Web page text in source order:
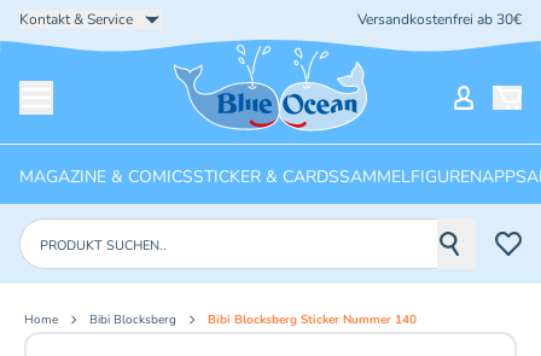
Kontakt & Service Versandkostenfrei ab 30€
Startseite
MAGAZINE & COMICSSTICKER & CARDSSAMMELFIGURENAPPS
Produkte suchen
Home Bibi Blocksberg Bibi Blocksberg Sticker Nummer 140